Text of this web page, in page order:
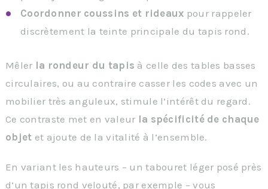
Coordonner coussins et rideaux pour rappeler
discrètement la teinte principale du tapis rond.
Mêler la rondeur du tapis à celle des tables basses
circulaires, ou au contraire casser les codes avec un
mobilier très anguleux, stimule l’intérêt du regard.
Ce contraste met en valeur la spécificité de chaque
objet et ajoute de la vitalité à l’ensemble.
En variant les hauteurs – un tabouret léger posé près
d’un tapis rond velouté, par exemple – vous